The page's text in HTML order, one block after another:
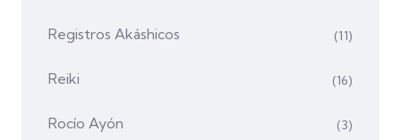
Registros Akáshicos (11)
Reiki (16)
Rocío Ayón (3)